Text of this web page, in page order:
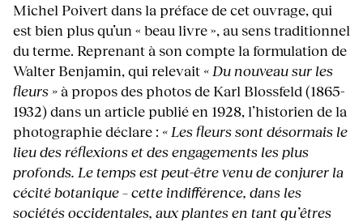
Michel Poivert dans la préface de cet ouvrage, qui
est bien plus qu’un « beau livre », au sens traditionnel
du terme. Reprenant à son compte la formulation de
Walter Benjamin, qui relevait « Du nouveau sur les
fleurs » à propos des photos de Karl Blossfeld (1865-
1932) dans un article publié en 1928, l’historien de la
photographie déclare : « Les fleurs sont désormais le
lieu des réflexions et des engagements les plus
profonds. Le temps est peut-être venu de conjurer la
cécité botanique – cette indifférence, dans les
sociétés occidentales, aux plantes en tant qu’êtres